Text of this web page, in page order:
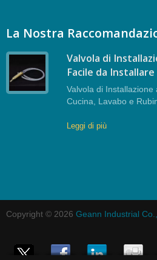
La Nostra
Valvola di
Facile da Installare
Valvola di Installazione
Cucina, Lavabo e
Leggi di più
Copyright © 2026 Geann Industrial Co.,